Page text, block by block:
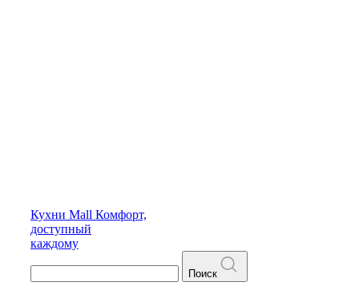
Кухни Mall Комфорт,
доступный
каждому
Поиск